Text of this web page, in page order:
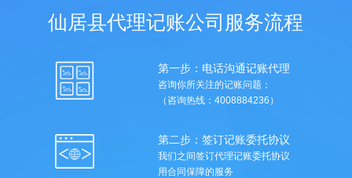
仙居县代理记账公司服务流程
第一步：电话沟通记账代理
咨询你所关注的记账问题；
（咨询热线：4008884236）
第二步：签订记账委托协议
我们之间签订代理记账委托协议
用合同保障的服务